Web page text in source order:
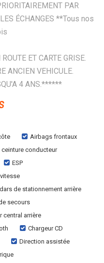
PAR
ÉCHANGES **Tous nos
ET CARTE GRISE.
ANCIEN VEHICULE.
4 ANS.******
Airbags frontaux
conducteur
ESP
de stationnement arrière
secours
central arrière
Chargeur CD
Direction assistée